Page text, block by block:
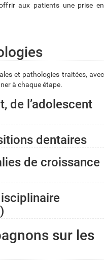
aux patients une prise en
et pathologies traitées, avec
à chaque étape.
de l’adolescent
dentaires
de croissance
sur les